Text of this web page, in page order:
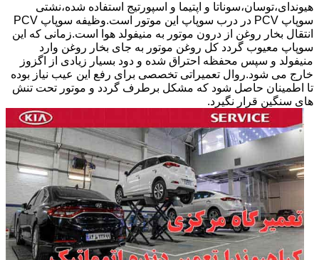
هیوندای،توسان،سوناتا و اپتیما و اسپورتیج استفاده شده،نشتی
سوپاپ PCV در درب سوپاپ این موتور است.وظیفه سوپاپ PCV
انتقال بخار روغن از درون موتور به منیفولد هوا است.زمانی که این
سوپاپ معیوب گردد کل روغن موتور به جای بخار روغن وارد
منیفولد و سپس محفظه احتراق شده و دود بسیار زیادی از اگزوز
خارج می شود.روال تعمیراتی تخصصی برای رفع این عیب نیاز بوده
تا اطمینان حاصل شود که مشکل برطرف گردد و موتور تحت تنش
های سنگین قرار نگیرد.